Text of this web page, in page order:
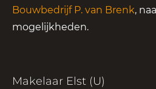
Bouwbedrijf P. van Brenk,
mogelijkheden.
Makelaar Elst (U)